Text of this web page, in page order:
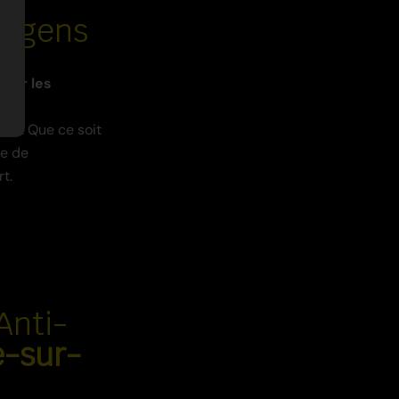
les
Que ce soit
de
sur-